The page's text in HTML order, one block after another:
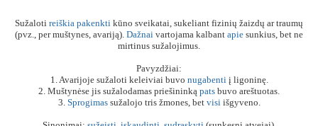
Sužaloti reiškia pakenkti kūno sveikatai, sukeliant fizinių žaizdų ar traumų
(pvz., per muštynes, avariją). Dažnai vartojama kalbant apie sunkius, bet ne
mirtinus sužalojimus.
Pavyzdžiai:
1. Avarijoje sužaloti keleiviai buvo nugabentiį ligoninę.
2. Muštynėse jis sužalodamas priešininką pats buvo areštuotas.
3. Sprogimassužalojo tris žmones, bet visiišgyveno.